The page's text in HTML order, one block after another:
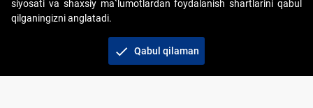
+998 71 202-21-11
siyosati va shaxsiy ma`lumotlardan foydalanish shartlarini qabul
qilganingizni anglatadi.
check Qabul qilaman